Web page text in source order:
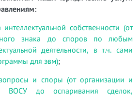
собственности (от
знака до споров по любым
деятельности, в т.ч. сами
для эвм);
и споры (от организации и
ВОСУ до оспаривания сделок,